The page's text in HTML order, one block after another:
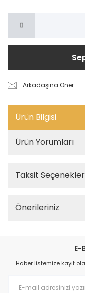
Arkadaşına Öner
Ürün Bilgisi
Ürün Yorumları
Taksit
Önerileriniz
E-
Haber listemize kayıt